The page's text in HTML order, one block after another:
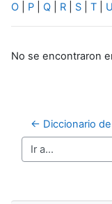
O
P Q R S T U
No se encontraron
← Diccionario
Ir a...